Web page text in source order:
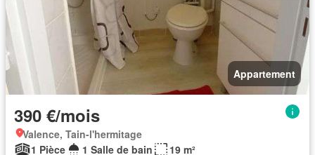
Appartement
390 €/mois
Valence, Tain-l'hermitage
1 Pièce
1 Salle de bain
19 m²